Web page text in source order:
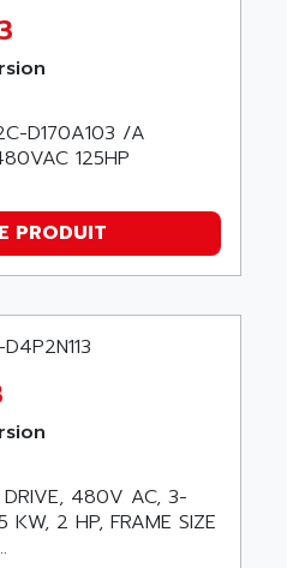
D170A103 /A
125HP
PRODUIT
480V AC, 3-
KW, 2 HP, FRAME SIZE